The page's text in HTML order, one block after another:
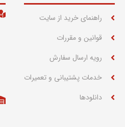
راهنمای خرید از سایت
قوانین و مقررات
رویه ارسال سفارش
خدمات پشتیبانی و تعمیرات
دانلودها